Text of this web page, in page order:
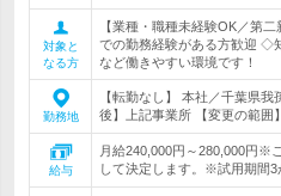
対象と
なる方
【業種・職種未経験OK／第
での勤務経験がある方歓迎 ◇
など働きやすい環境です！
勤務地
【転勤なし】 本社／千葉県
後】上記事業所 【変更の範囲
給与
月給240,000円～280,000円※
して決定します。※試用期間3